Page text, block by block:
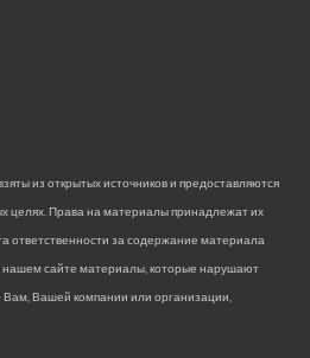
из открытых источников и предоставляются
целях. Права на материалы принадлежат их
ответственности за содержание материала
сайте материалы, которые нарушают
Вашей компании или организации,